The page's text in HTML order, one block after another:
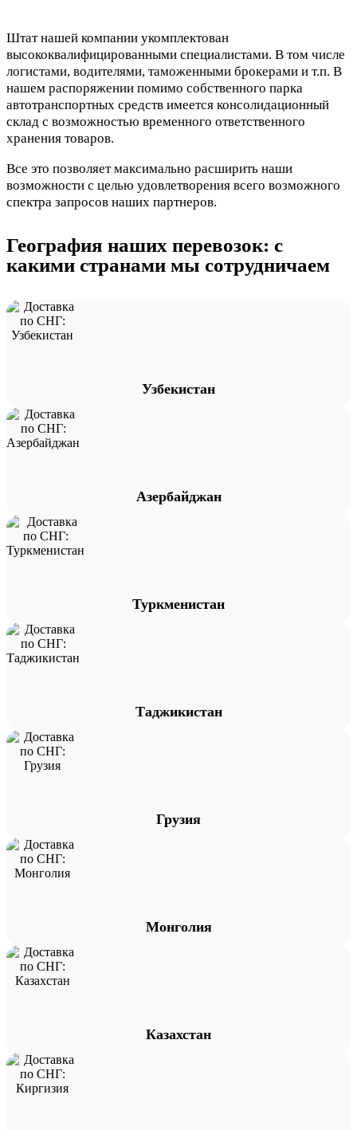
Штат нашей компании укомплектован
высококвалифицированными специалистами. В том числе
логистами, водителями, таможенными брокерами и т.п. В
нашем распоряжении помимо собственного парка
автотранспортных средств имеется консолидационный
склад с возможностью временного ответственного
хранения товаров.
Все это позволяет максимально расширить наши
возможности с целью удовлетворения всего возможного
спектра запросов наших партнеров.
География наших перевозок: с
какими странами мы сотрудничаем
Узбекистан
Азербайджан
Туркменистан
Таджикистан
Грузия
Монголия
Казахстан